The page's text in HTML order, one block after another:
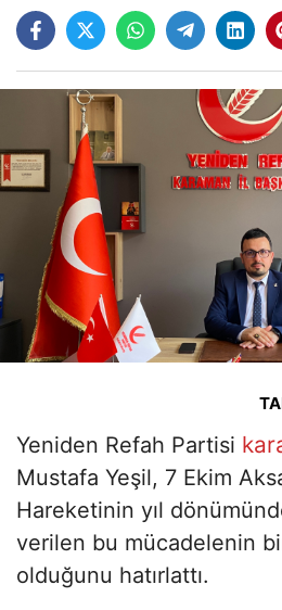
Yeniden Refah Partisi
Mustafa Yeşil, 7 Ekim
Hareketinin yıl
verilen bu mücadelenin
olduğunu hatırlattı.